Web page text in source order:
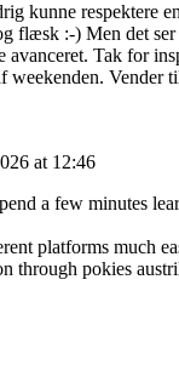
kunne respektere
flæsk :-) Men det
avanceret. Tak for
weekenden. Vender
at 12:46
a few minutes
platforms much
through pokies